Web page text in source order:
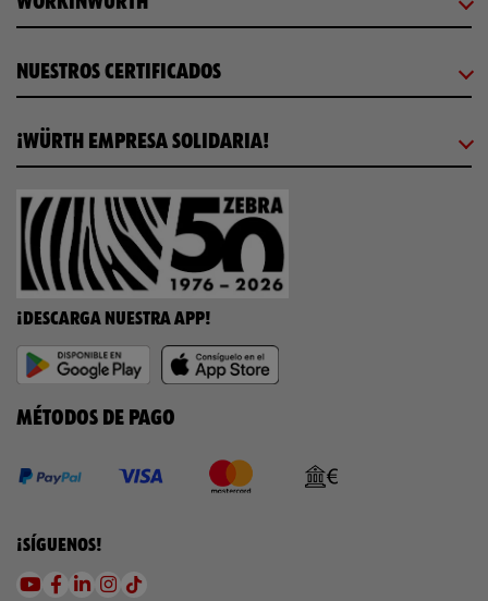
NUESTROS CERTIFICADOS
¡WÜRTH EMPRESA SOLIDARIA!
¡DESCARGA NUESTRA APP!
MÉTODOS DE PAGO
¡SÍGUENOS!